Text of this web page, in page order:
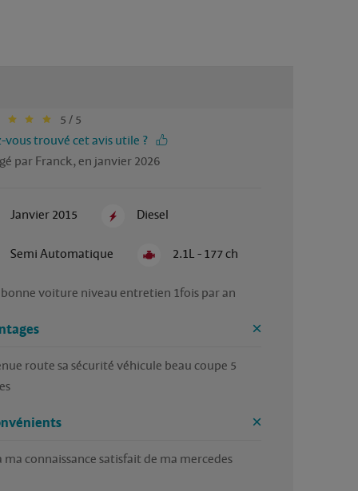
5 / 5
vous trouvé cet avis utile ?
par Franck, en janvier 2026
Janvier 2015 Diesel
Semi Automatique 2.1L - 177 ch
voiture niveau entretien 1fois par an
route sa sécurité véhicule beau coupe 5
ma connaissance satisfait de ma mercedes